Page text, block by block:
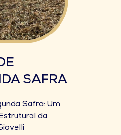
SAFRA
Safra: Um
da